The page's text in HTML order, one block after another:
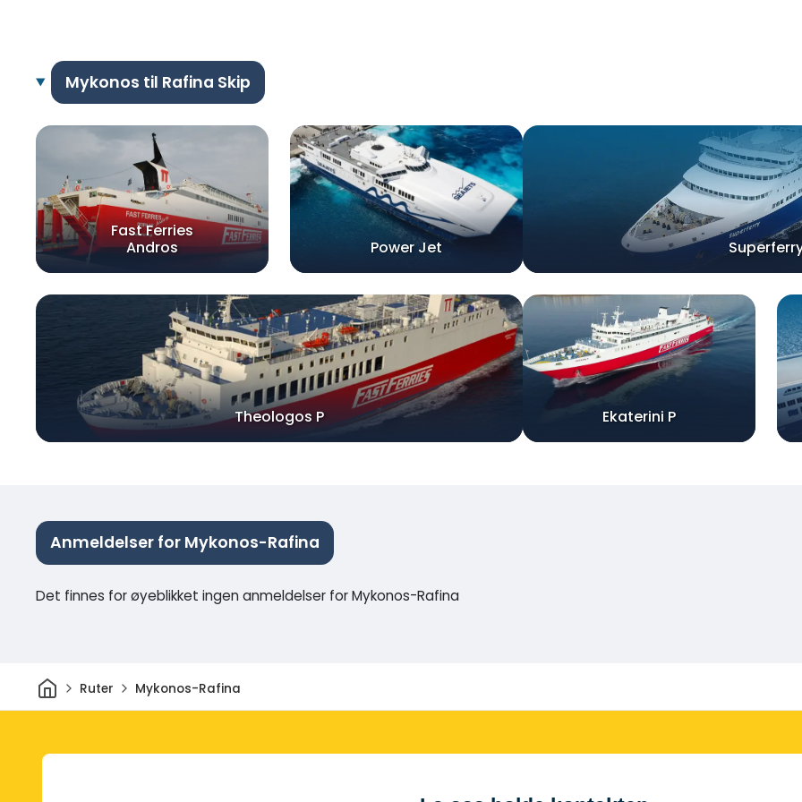
Mykonos til Rafina Skip
Fast Ferries
Andros
Power Jet
Theologos P Ekaterini P
Anmeldelser for Mykonos-Rafina
Det finnes for øyeblikket ingen anmeldelser for Mykonos-Rafina
HjemRuter Mykonos-Rafina